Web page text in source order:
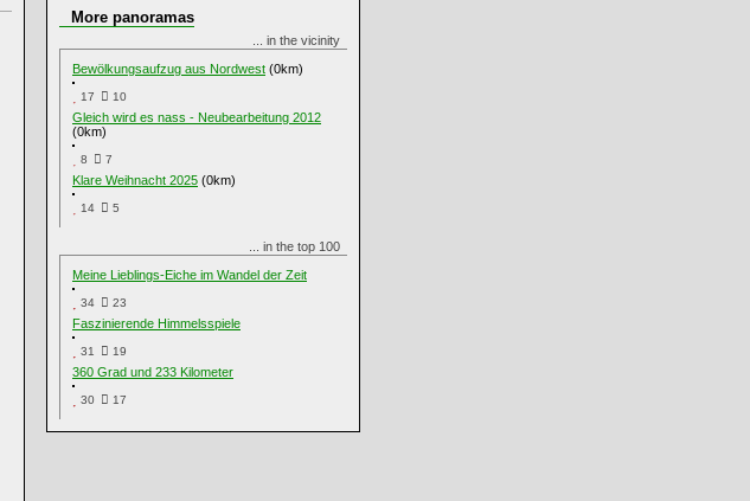
More panoramas
... in the vicinity
Bewölkungsaufzug aus Nordwest (0km)
17 10
Gleich wird es nass - Neubearbeitung 2012
(0km)
8 7
Klare Weihnacht 2025 (0km)
14 5
... in the top 100
Meine Lieblings-Eiche im Wandel der Zeit
34 23
Faszinierende Himmelsspiele
31 19
360 Grad und 233 Kilometer
30 17